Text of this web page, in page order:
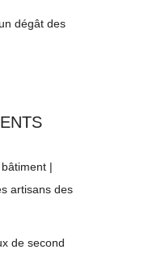
dégât des
|
artisans des
de second